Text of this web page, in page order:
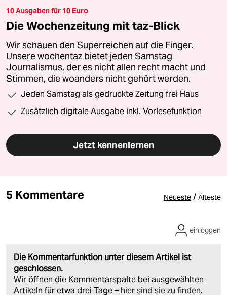
10 Ausgaben für 10 Euro
Die Wochenzeitung mit taz-Blick
Wir schauen den Superreichen auf die Finger.
Unsere wochentaz bietet jeden Samstag
Journalismus, der es nicht allen recht macht und
Stimmen, die woanders nicht gehört werden.
Jeden Samstag als gedruckte Zeitung frei Haus
Zusätzlich digitale Ausgabe inkl. Vorlesefunktion
Jetzt kennenlernen
5 Kommentare Neueste / Älteste
Die Kommentarfunktion unter diesem Artikel ist
geschlossen.
Wir öffnen die Kommentarspalte bei ausgewählten
Artikeln für etwa drei Tage – hier sind sie zu finden.
einloggen